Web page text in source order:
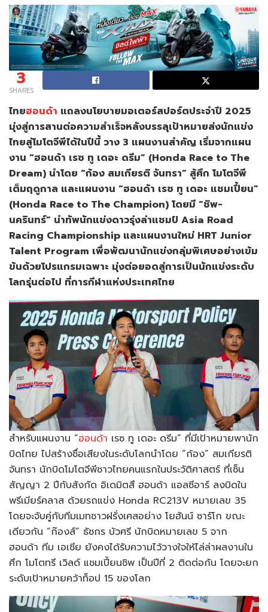
3
SHARES
ไทยฮอนด้า แถลงนโยบายมอเตอร์สปอร์ตประจำปี 2025
มุ่งสู่การสานต่อความสำเร็จหลังบรรลุเป้าหมายส่งนักแข่ง
ไทยสู่โมโตจีพีได้ในปีนี้ วาง 3 แผนงานสำคัญ เริ่มจากแผน
งาน “ฮอนด้า เรซ ทู เดอะ ดรีม” (Honda Race to The
Dream) นำโดย “ก้อง สมเกียรติ จันทรา” สู้ศึก โมโตจีพี
เต็มฤดูกาล และแผนงาน “ฮอนด้า เรซ ทู เดอะ แชมเปี้ยน”
(Honda Race to The Champion) โดยมี “ชิพ-
นครินทร์” นำทัพนักแข่งดาวรุ่งล่าแชมป์ Asia Road
Racing Championship และแผนงานใหม่ HRT Junior
Talent Program เพื่อพัฒนานักแข่งกลุ่มพิเศษอย่างเข้ม
ข้นด้วยโปรแกรมเฉพาะ มุ่งต่อยอดสู่การเป็นนักแข่งระดับ
โลกรุ่นต่อไป ที่การกีฬาแห่งประเทศไทย
สำหรับแผนงาน “ฮอนด้า เรซ ทู เดอะ ดรีม” ที่มีเป้าหมายพานัก
บิดไทย ไปสร้างชื่อเสียงในระดับโลกนำโดย “ก้อง” สมเกียรติ
จันทรา นักบิดโมโตจีพีชาวไทยคนแรกในประวัติศาสตร์ ที่เซ็น
สัญญา 2 ปีกับสังกัด อิเดมิตสึ ฮอนด้า แอลซีอาร์ ลงบิดใน
พรีเมียร์คลาส ด้วยรถแข่ง Honda RC213V หมายเลข 35
โดยจะจับคู่กับทีมเมทชาวฝรั่งเศสอย่าง โยฮันน์ ซาร์โก ขณะ
เดียวกัน “ก๊องส์” ธัชกร บัวศรี นักบิดหมายเลข 5 จาก
ฮอนด้า ทีม เอเชีย ยังคงได้รับความไว้วางใจให้ไล่ล่าผลงานใน
ศึก โมโตทรี เวิลด์ แชมเปี้ยนชิพ เป็นปีที่ 2 ติดต่อกัน โดยจะยก
ระดับเป้าหมายคว้าท็อป 15 ของโลก